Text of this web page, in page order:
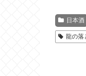
日本酒
龍の落